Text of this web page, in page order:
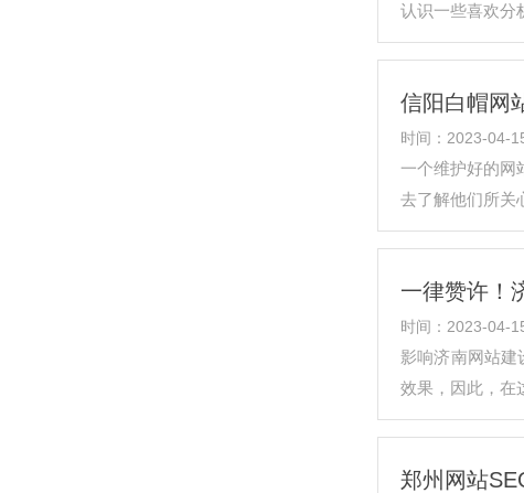
认识一些喜欢分
络营销公司亿
信阳白帽网
时间：2023-04-
一个维护好的网
去了解他们所关
户，很难打出
一律赞许！
时间：2023-04-
影响济南网站建
效果，因此，在
郑州网站